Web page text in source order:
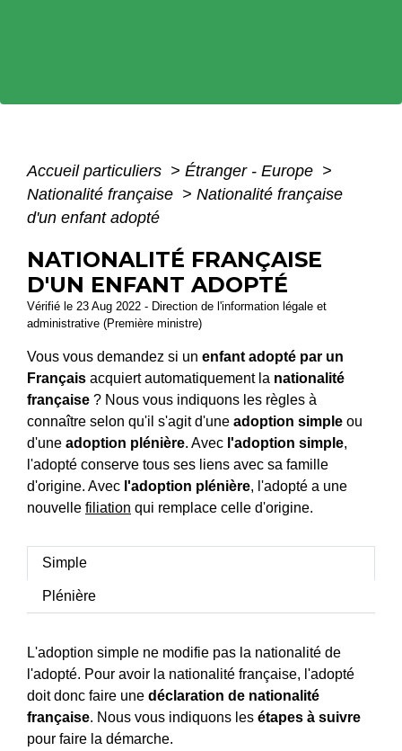
Accueil particuliers > Étranger - Europe >
Nationalité française > Nationalité française
d'un enfant adopté
NATIONALITÉ FRANÇAISE
D'UN ENFANT ADOPTÉ
Vérifié le 23 Aug 2022 - Direction de l'information légale et
administrative (Première ministre)
Vous vous demandez si un enfant adopté par un
Français acquiert automatiquement la nationalité
française ? Nous vous indiquons les règles à
connaître selon qu'il s'agit d'une adoption simple ou
d'une adoption plénière. Avec l'adoption simple,
l'adopté conserve tous ses liens avec sa famille
d'origine. Avec l'adoption plénière, l'adopté a une
nouvelle filiation qui remplace celle d'origine.
Simple
Plénière
L'adoption simple ne modifie pas la nationalité de
l'adopté. Pour avoir la nationalité française, l'adopté
doit donc faire une déclaration de nationalité
française. Nous vous indiquons les étapes à suivre
pour faire la démarche.